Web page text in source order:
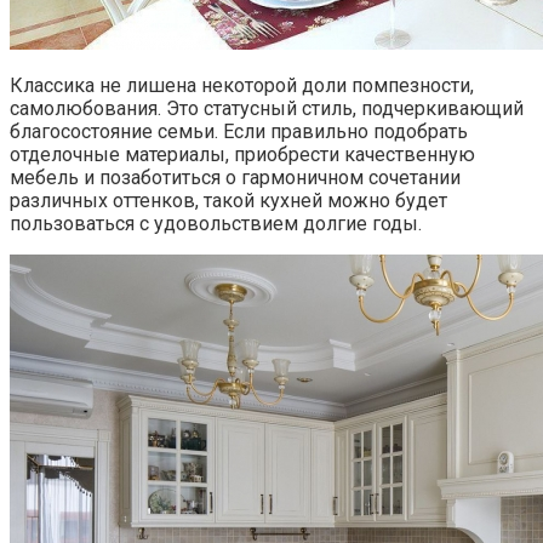
Классика не лишена некоторой доли помпезности,
самолюбования. Это статусный стиль, подчеркивающий
благосостояние семьи. Если правильно подобрать
отделочные материалы, приобрести качественную
мебель и позаботиться о гармоничном сочетании
различных оттенков, такой кухней можно будет
пользоваться с удовольствием долгие годы.